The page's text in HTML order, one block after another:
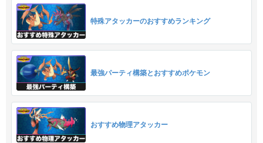
特殊アタッカーのおすすめランキング
最強パーティ構築とおすすめポケモン
おすすめ物理アタッカー